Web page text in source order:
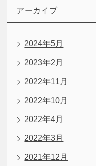
アーカイブ
2024年5月
2023年2月
2022年11月
2022年10月
2022年4月
2022年3月
2021年12月